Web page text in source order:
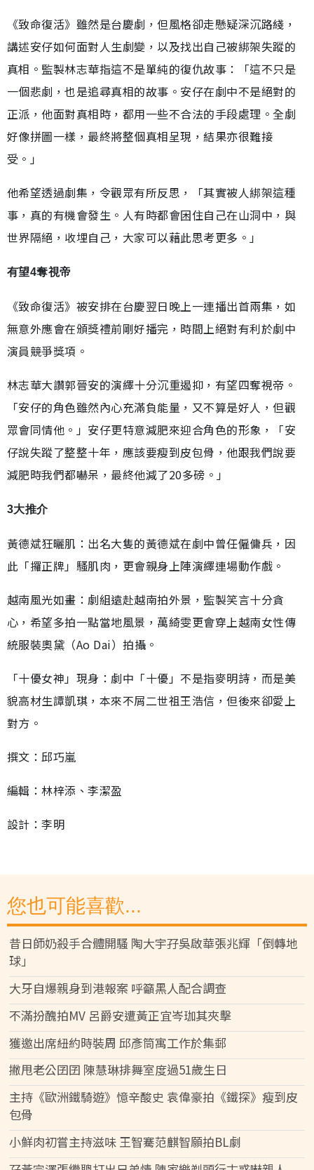
《致命復活》雖然是台慶劇，但風格卻走懸疑深沉路綫，
講述安仔如何面對人生劇變，以及找出自己被綁架失蹤的
真相。監製林志華指這不是單純的復仇故事：「這不只是
一個悲劇，也是追尋真相的故事。安仔在劇中不是絕對的
正派，他面對真相時，都用一些不合法的手段處理。全劇
好像拼圖一樣，最終將整個真相呈現，結果亦很難接
受。」
他希望透過劇集，令觀眾有所反思，「其實被人綁架這種
事，真的有機會發生。人有時都會困住自己在山洞中，與
世界隔絕，收埋自己，大家可以藉此思考更多。」
有望4奪視帝
《致命復活》被安排在台慶翌日晚上一連播出首兩集，如
無意外應會在頒獎禮前剛好播完，時間上絕對有利於劇中
演員競爭獎項。
林志華大讚郭晉安的演繹十分沉重遏抑，有望四奪視帝。
「安仔的角色雖然內心充滿負能量，又不算是好人，但觀
眾會同情他。」安仔更特意減肥來迎合角色的形象，「安
仔說失蹤了整整十年，應該要瘦到皮包骨，他跟我們說要
減肥時我們都嚇呆，最終他減了20多磅。」
3大推介
黃德斌狂曬肌：出名大隻的黃德斌在劇中曾任僱傭兵，因
此「攞正牌」騷肌肉，更會親身上陣演繹連場動作戲。
越南風光如畫：劇組遠赴越南拍外景，監製笑言十分貪
心，希望多拍一點當地風景，萬綺雯更會穿上越南女性傳
統服裝奧黛（Ao Dai）拍攝。
「十優女神」現身：劇中「十優」不是指麥明詩，而是美
貌高材生譚凱琪，本來不屑二世祖王浩信，但後來卻愛上
對方。
撰文：邱巧嵐
編輯：林梓添、李潔盈
設計：李明
您也可能喜歡...
昔日師奶殺手合體開騷 陶大宇孖吳啟華張兆輝「倒轉地
球」
大牙自爆親身到港報案 呼籲黑人配合調查
不滿扮醜拍MV 呂爵安遭黃正宜岑珈其夾擊
獲邀出席紐約時裝周 邱彥筒寓工作於集郵
撇甩老公囝囝 陳慧琳排舞室度過51歲生日
主持《歐洲鐵騎遊》憶辛酸史 袁偉豪拍《鐵探》瘦到皮
包骨
小鮮肉初嘗主持滋味 王智騫范麒智願拍BL劇